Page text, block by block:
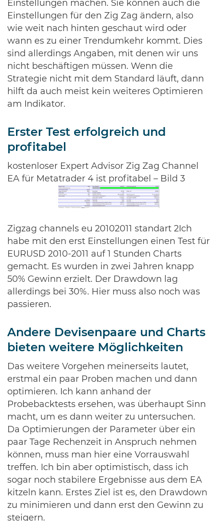
Einstellungen machen. Sie können auch die
Einstellungen für den Zig Zag ändern, also
wie weit nach hinten geschaut wird oder
wann es zu einer Trendumkehr kommt. Dies
sind allerdings Angaben, mit denen wir uns
nicht beschäftigen müssen. Wenn die
Strategie nicht mit dem Standard läuft, dann
hilft da auch meist kein weiteres Optimieren
am Indikator.
Erster Test erfolgreich und
profitabel
kostenloser Expert Advisor Zig Zag Channel
EA für Metatrader 4 ist profitabel – Bild 3
Zigzag channels eu 20102011 standart 2Ich
habe mit den erst Einstellungen einen Test für
EURUSD 2010-2011 auf 1 Stunden Charts
gemacht. Es wurden in zwei Jahren knapp
50% Gewinn erzielt. Der Drawdown lag
allerdings bei 30%. Hier muss also noch was
passieren.
Andere Devisenpaare und Charts
bieten weitere Möglichkeiten
Das weitere Vorgehen meinerseits lautet,
erstmal ein paar Proben machen und dann
optimieren. Ich kann anhand der
Probebacktests ersehen, was überhaupt Sinn
macht, um es dann weiter zu untersuchen.
Da Optimierungen der Parameter über ein
paar Tage Rechenzeit in Anspruch nehmen
können, muss man hier eine Vorrauswahl
treffen. Ich bin aber optimistisch, dass ich
sogar noch stabilere Ergebnisse aus dem EA
kitzeln kann. Erstes Ziel ist es, den Drawdown
zu minimieren und dann erst den Gewinn zu
steigern.